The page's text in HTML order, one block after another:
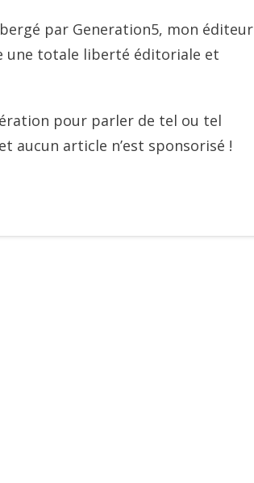
par Generation5, mon éditeur
une totale liberté éditoriale et
pour parler de tel ou tel
aucun article n’est sponsorisé !